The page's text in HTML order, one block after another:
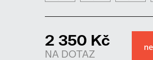
2 350 Kč
NA DOTAZ